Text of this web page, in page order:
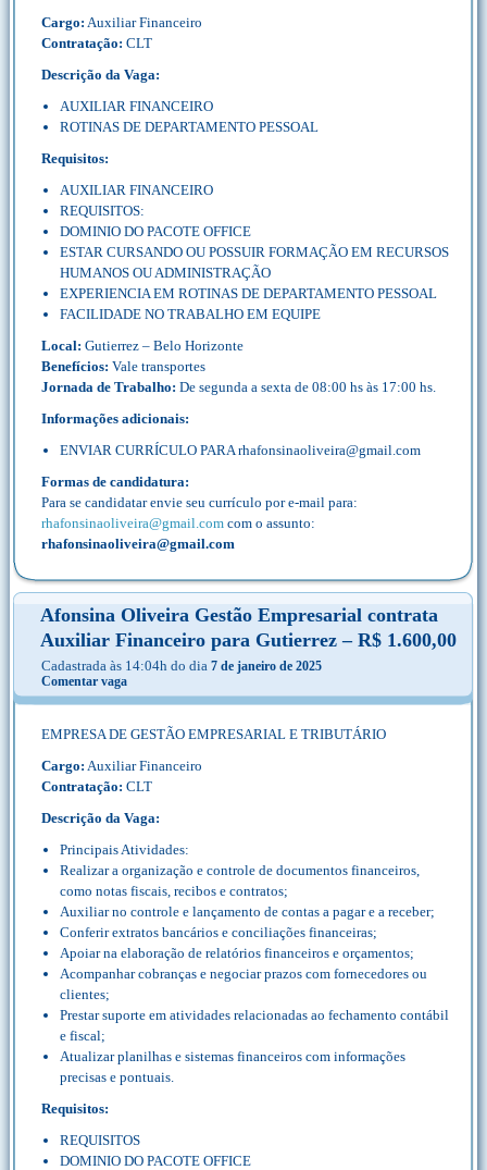
Cargo: Auxiliar Financeiro
Contratação: CLT
Descrição da Vaga:
AUXILIAR FINANCEIRO
ROTINAS DE DEPARTAMENTO PESSOAL
Requisitos:
AUXILIAR FINANCEIRO
REQUISITOS:
DOMINIO DO PACOTE OFFICE
ESTAR CURSANDO OU POSSUIR FORMAÇÃO EM RECURSOS
HUMANOS OU ADMINISTRAÇÃO
EXPERIENCIA EM ROTINAS DE DEPARTAMENTO PESSOAL
FACILIDADE NO TRABALHO EM EQUIPE
Local: Gutierrez – Belo Horizonte
Benefícios: Vale transportes
Jornada de Trabalho: De segunda a sexta de 08:00 hs às 17:00 hs.
Informações adicionais:
ENVIAR CURRÍCULO PARA rhafonsinaoliveira@gmail.com
Formas de candidatura:
Para se candidatar envie seu currículo por e-mail para:
rhafonsinaoliveira@gmail.com com o assunto:
rhafonsinaoliveira@gmail.com
Afonsina Oliveira Gestão Empresarial contrata
Auxiliar Financeiro para Gutierrez – R$ 1.600,00
Cadastrada às 14:04h do dia 7 de janeiro de 2025
Comentar vaga
EMPRESA DE GESTÃO EMPRESARIAL E TRIBUTÁRIO
Cargo: Auxiliar Financeiro
Contratação: CLT
Descrição da Vaga:
Principais Atividades:
Realizar a organização e controle de documentos financeiros,
como notas fiscais, recibos e contratos;
Auxiliar no controle e lançamento de contas a pagar e a receber;
Conferir extratos bancários e conciliações financeiras;
Apoiar na elaboração de relatórios financeiros e orçamentos;
Acompanhar cobranças e negociar prazos com fornecedores ou
clientes;
Prestar suporte em atividades relacionadas ao fechamento contábil
e fiscal;
Atualizar planilhas e sistemas financeiros com informações
precisas e pontuais.
Requisitos:
REQUISITOS
DOMINIO DO PACOTE OFFICE